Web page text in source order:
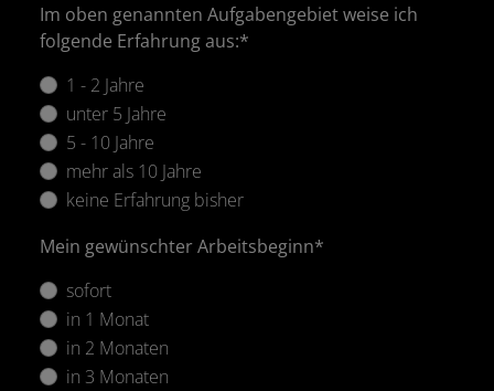
Im oben genannten Aufgabengebiet weise ich
folgende Erfahrung aus:*
1 - 2 Jahre
unter 5 Jahre
5 - 10 Jahre
mehr als 10 Jahre
keine Erfahrung bisher
Mein gewünschter Arbeitsbeginn*
sofort
in 1 Monat
in 2 Monaten
in 3 Monaten